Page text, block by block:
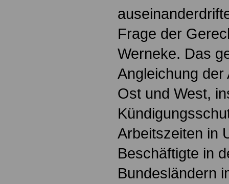
Frage der
Werneke. Das
Angleichung der
Ost und West,
Arbeitszeiten in
Beschäftigte in
Bundesländern